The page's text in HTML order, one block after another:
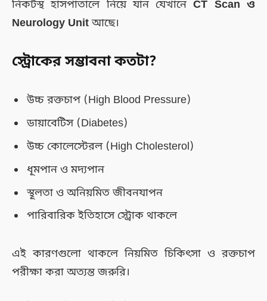
নিকটস্থ হাসপাতালে নিয়ে যান যেখানেCT Scan ও
Neurology Unitআছে।
স্ট্রোকের সম্ভাবনা কতটা?
উচ্চ রক্তচাপ (High Blood Pressure)
ডায়াবেটিস (Diabetes)
উচ্চ কোলেস্টেরল (High Cholesterol)
ধূমপান ও মদ্যপান
স্থূলতা ও অনিয়মিত জীবনযাপন
পারিবারিক ইতিহাসে স্ট্রোক থাকলে
এই কারণগুলো থাকলে নিয়মিত চিকিৎসা ও রক্তচাপ
পরীক্ষা করা অত্যন্ত জরুরি।